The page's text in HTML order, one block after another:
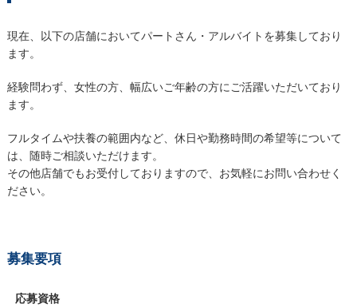
現在、以下の店舗においてパートさん・アルバイトを募集しており
ます。
経験問わず、女性の方、幅広いご年齢の方にご活躍いただいており
ます。
フルタイムや扶養の範囲内など、休日や勤務時間の希望等について
は、随時ご相談いただけます。
その他店舗でもお受付しておりますので、お気軽にお問い合わせく
ださい。
募集要項
応募資格